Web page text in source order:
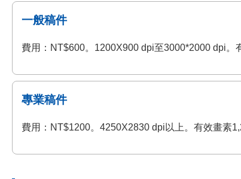
一般稿件
費用：NT$600。1200X900 dpi至3000*2000 dpi。
專業稿件
費用：NT$1200。4250X2830 dpi以上。有效畫素